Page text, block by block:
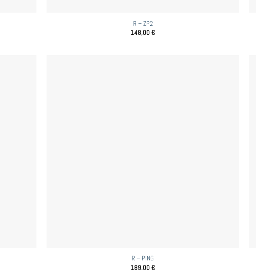
R – ZP2
148,00€
R – PING
189,00€